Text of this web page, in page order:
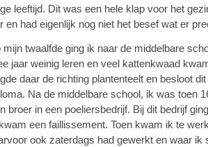
leeftijd. Dit was een hele klap voor het
en had eigenlijk nog niet het besef wat er
mijn twaalfde ging ik naar de middelbare
jaar weinig leren en veel kattenkwaad
daar de richting plantenteelt en besloot
Na de middelbare school, ik was toen
broer in een poeliersbedrijf. Bij dit bedrijf
een faillissement. Toen kwam ik te
ook zaterdags had gewerkt en waar ik